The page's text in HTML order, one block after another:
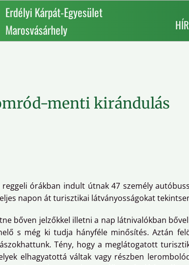
Erdélyi Kárpát-Egyesület
Marosvásárhely
menti kirándulás
reggeli órákban indult útnak 47 személy
napon át turisztikai látványosságokat
bőven jelzőkkel illetni a nap látnivalókban
s még ki tudja hányféle minősítés. Aztán
Tény, hogy a meglátogatott
elhagyatottá váltak vagy részben